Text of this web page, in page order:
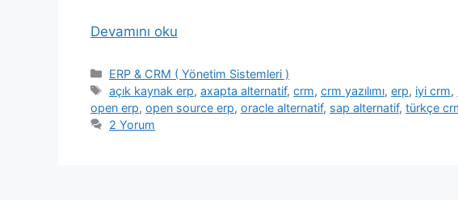
Devamını oku
Kategoriler
ERP & CRM ( Yönetim Sistemleri )
Etiketler
açık kaynak erp,axapta alternatif,crm,crm yazılımı,erp, iyi crm,
open erp, open source erp, oracle alternatif, sap alternatif, türkçe
2 Yorum